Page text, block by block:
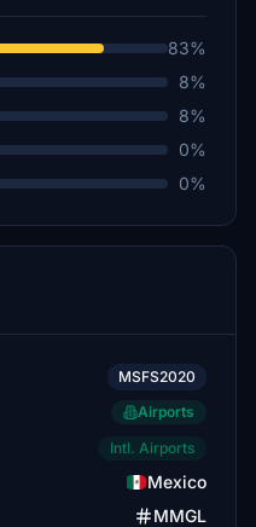
83%
8%
8%
0%
0%
MSFS2020
Airports
Intl. Airports
Mexico
MMGL